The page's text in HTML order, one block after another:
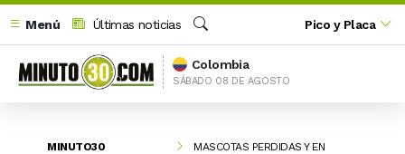
Menú
Últimas noticias
Buscar
Pico y Placa
Colombia
SÁBADO 08 DE AGOSTO
MINUTO30
MASCOTAS PERDIDAS Y EN